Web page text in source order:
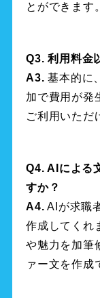
とができます。
Q3. 利用料金
A3. 基本的に
加で費用が発
ご利用いただ
Q4. AIによる
すか？
A4. AIが求職
作成してくれ
や魅力を加筆
ァー文を作成